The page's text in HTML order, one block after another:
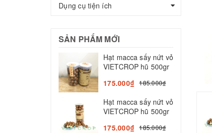
Dụng cụ tiện ích
SẢN PHẨM MỚI
Hạt macca sấy nứt vỏ
VIETCROP hũ 500gr
175.000₫
185.000₫
Hạt macca sấy nứt vỏ
VIETCROP hũ 500gr
175.000₫
185.000₫